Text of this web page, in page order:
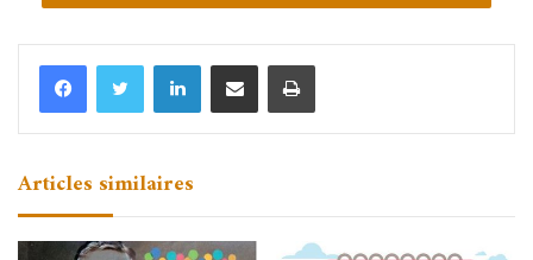
Linkedin Partager par email Imprimer
Articles similaires